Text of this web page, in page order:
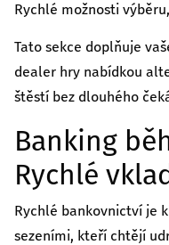
Rychlé možnosti
Tato sekce doplňuje
dealer hry nabídkou
štěstí bez dlouhého
Banking
Rychlé
Rychlé bankovnictví je
sezeními, kteří chtějí